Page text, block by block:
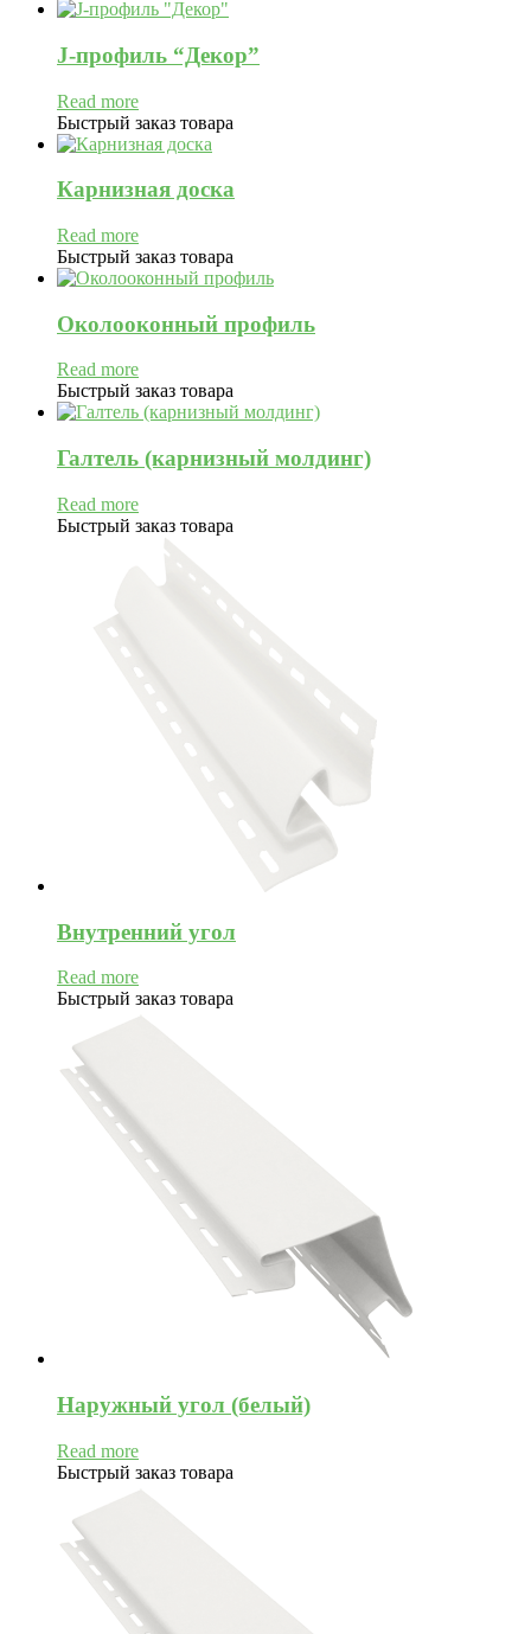
J-профиль “Декор”
Read more
Быстрый заказ товара
Карнизная доска
Read more
Быстрый заказ товара
Околооконный профиль
Read more
Быстрый заказ товара
Галтель (карнизный молдинг)
Read more
Быстрый заказ товара
Внутренний угол
Read more
Быстрый заказ товара
Наружный угол (белый)
Read more
Быстрый заказ товара